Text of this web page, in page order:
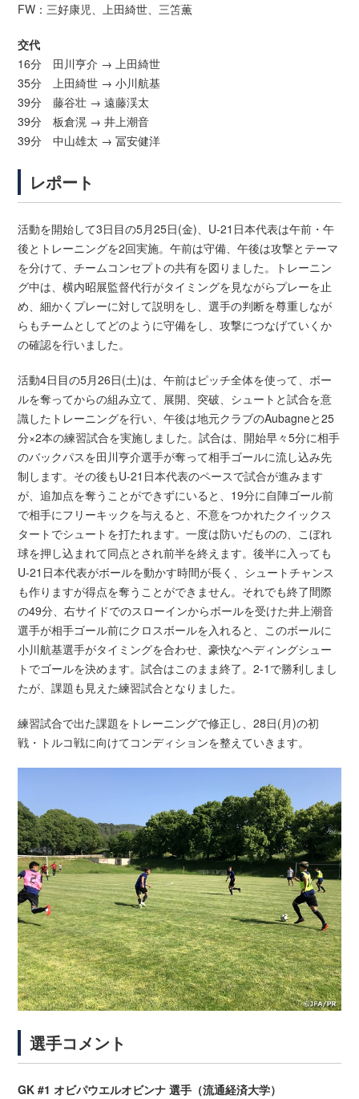
FW：三好康児、上田綺世、三笘薫
交代
16分 田川亨介 → 上田綺世
35分 上田綺世 → 小川航基
39分 藤谷壮 → 遠藤渓太
39分 板倉滉 → 井上潮音
39分 中山雄太 → 冨安健洋
レポート
活動を開始して3日目の5月25日(金)、U-21日本代表は午前・午
後とトレーニングを2回実施。午前は守備、午後は攻撃とテーマ
を分けて、チームコンセプトの共有を図りました。トレーニン
グ中は、横内昭展監督代行がタイミングを見ながらプレーを止
め、細かくプレーに対して説明をし、選手の判断を尊重しなが
らもチームとしてどのように守備をし、攻撃につなげていくか
の確認を行いました。
活動4日目の5月26日(土)は、午前はピッチ全体を使って、ボー
ルを奪ってからの組み立て、展開、突破、シュートと試合を意
識したトレーニングを行い、午後は地元クラブのAubagneと25
分×2本の練習試合を実施しました。試合は、開始早々5分に相手
のバックパスを田川亨介選手が奪って相手ゴールに流し込み先
制します。その後もU-21日本代表のペースで試合が進みます
が、追加点を奪うことができずにいると、19分に自陣ゴール前
で相手にフリーキックを与えると、不意をつかれたクイックス
タートでシュートを打たれます。一度は防いだものの、こぼれ
球を押し込まれて同点とされ前半を終えます。後半に入っても
U-21日本代表がボールを動かす時間が長く、シュートチャンス
も作りますが得点を奪うことができません。それでも終了間際
の49分、右サイドでのスローインからボールを受けた井上潮音
選手が相手ゴール前にクロスボールを入れると、このボールに
小川航基選手がタイミングを合わせ、豪快なヘディングシュー
トでゴールを決めます。試合はこのまま終了。2-1で勝利しまし
たが、課題も見えた練習試合となりました。
練習試合で出た課題をトレーニングで修正し、28日(月)の初
戦・トルコ戦に向けてコンディションを整えていきます。
選手コメント
GK #1 オビパウエルオビンナ 選手（流通経済大学）